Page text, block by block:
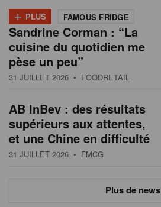
+ PLUS FAMOUS FRIDGE
Sandrine Corman : “La
cuisine du quotidien me
pèse un peu”
31 JUILLET 2026 • FOODRETAIL
AB InBev : des résultats
supérieurs aux attentes,
et une Chine en difficulté
31 JUILLET 2026 • FMCG
Plus de news